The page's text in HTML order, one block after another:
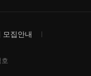
모집안내